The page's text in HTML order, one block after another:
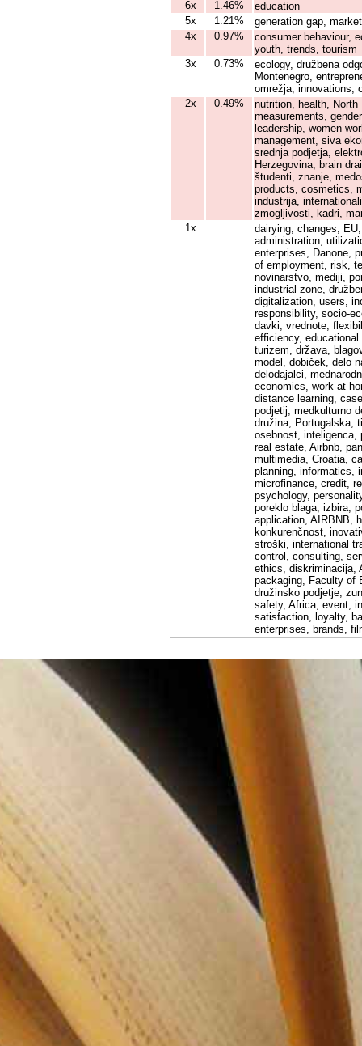
6x
1.46%
education
5x
1.21%
generation gap,
4x
0.97%
consumer behaviour,
youth, trends, tourism
3x
0.73%
ecology, družbena
Montenegro,
omrežja, innovations,
2x
0.49%
nutrition, health,
measurements,
leadership, women
management, siva
srednja podjetja,
Herzegovina, brain
študenti, znanje,
products, cosmetics,
industrija,
zmogljivosti, kadri,
1x
dairying, changes,
administration,
enterprises, Danone,
of employment, risk,
novinarstvo, mediji,
industrial zone,
digitalization, users,
responsibility, socio-
davki, vrednote,
efficiency,
turizem, država,
model, dobiček, delo
delodajalci,
economics, work at
distance learning,
podjetij, medkulturno
družina, Portugalska,
osebnost, inteligenca,
real estate, Airbnb,
multimedia, Croatia,
planning, informatics,
microfinance, credit,
psychology,
poreklo blaga, izbira,
application, AIRBNB,
konkurenčnost,
stroški, international
control, consulting,
ethics, diskriminacija,
packaging, Faculty of
družinsko podjetje,
safety, Africa, event,
satisfaction, loyalty,
enterprises, brands,